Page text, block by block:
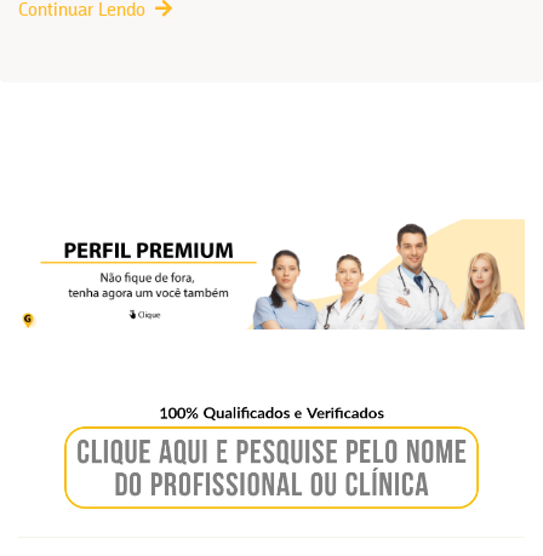
Continuar Lendo